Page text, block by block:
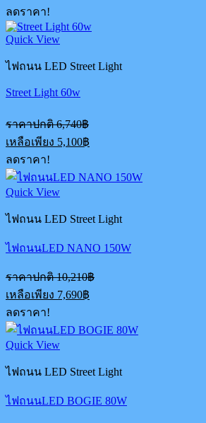
ลดราคา!
Quick View
ไฟถนน LED Street Light
Street Light 60w
ราคาปกติ6,740฿
was:
เหลือเพียง 5,100฿
price
5,100฿.
ลดราคา!
Quick View
ไฟถนน LED Street Light
ไฟถนนLED NANO 150W
ราคาปกติ10,210฿
เหลือเพียง 7,690฿
price
7,690฿.
ลดราคา!
Quick View
ไฟถนน LED Street Light
ไฟถนนLED BOGIE 80W